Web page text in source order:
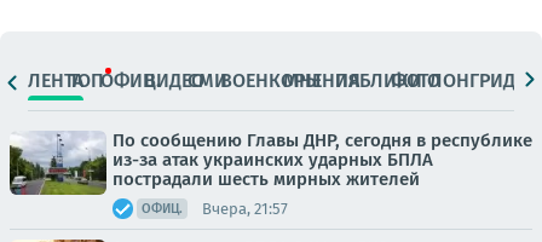
ЛЕНТАТОПОФИЦ.ВИДЕОСМИВОЕНКОРЫМНЕНИЯПАБЛИКИ
ФОТОЛОНГРИДЫ
По сообщению Главы ДНР, сегодня в республике
из-за атак украинских ударных БПЛА
пострадали шесть мирных жителей
ОФИЦ. Вчера, 21:57